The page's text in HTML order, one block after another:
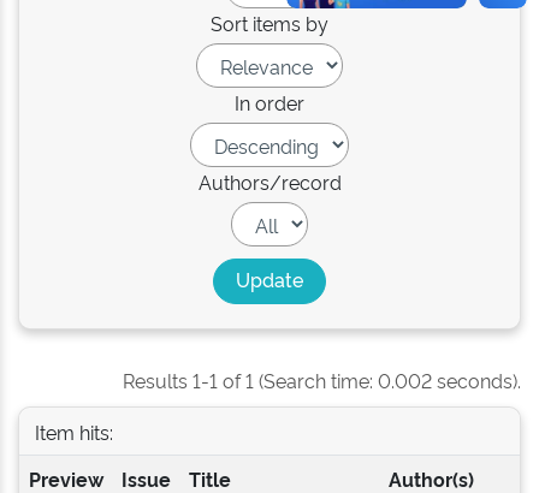
Sort items by
In order
Authors/record
Results 1-1 of 1 (Search time: 0.002 seconds).
Item hits:
Preview
Issue
Title Author(s)